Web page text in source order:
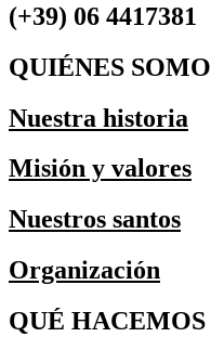
(+39) 06 4417381
QUIÉNES
Nuestra historia
Misión y valores
Nuestros santos
Organización
QUÉ HACEMOS